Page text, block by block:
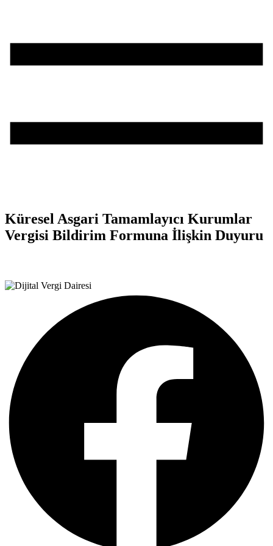
Küresel Asgari Tamamlayıcı Kurumlar
Vergisi Bildirim Formuna İlişkin Duyuru